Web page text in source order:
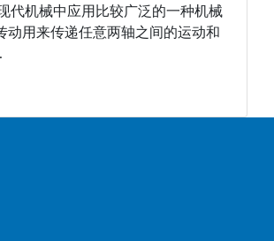
代机械中应用比较广泛的一种机械
动用来传递任意两轴之间的运动和